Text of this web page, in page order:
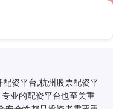
资平台,杭州股票配资平
业的配资平台也至关重